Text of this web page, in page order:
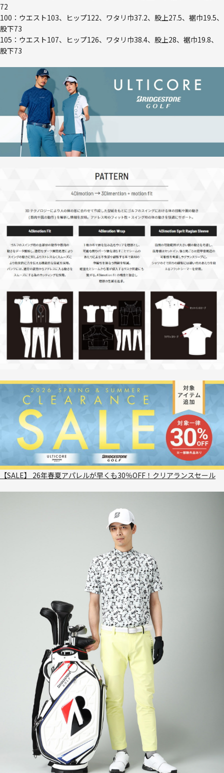
72
100：ウエスト103、ヒップ122、ワタリ巾37.2、股上27.5、裾巾19.5、
股下73
105：ウエスト107、ヒップ126、ワタリ巾38.4、股上28、裾巾19.8、
股下73
【SALE】 26年春夏アパレルが早くも30％OFF！クリアランスセール